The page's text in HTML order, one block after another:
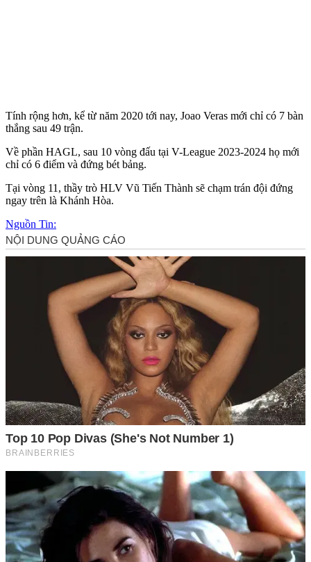
Tính rộng hơn, kể từ năm 2020 tới nay, Joao Veras mới chỉ có 7 bàn
thắng sau 49 trận.
Về phần HAGL, sau 10 vòng đấu tại V-League 2023-2024 họ mới
chỉ có 6 điểm và đứng bét bảng.
Tại vòng 11, thầy trò HLV Vũ Tiến Thành sẽ chạm trán đội đứng
ngay trên là Khánh Hòa.
Nguồn Tin: